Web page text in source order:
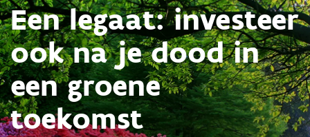
Een legaat: investeer
ook na je dood in
een groene
toekomst